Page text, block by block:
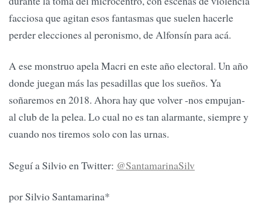
facciosa que agitan esos fantasmas que suelen hacerle
perder elecciones al peronismo, de Alfonsín para acá.
A ese monstruo apela Macri en este año electoral. Un año
donde juegan más las pesadillas que los sueños. Ya
soñaremos en 2018. Ahora hay que volver -nos empujan-
al club de la pelea. Lo cual no es tan alarmante, siempre y
cuando nos tiremos solo con las urnas.
Seguí a Silvio en Twitter: @SantamarinaSilv
por Silvio Santamarina*